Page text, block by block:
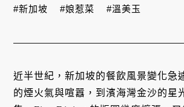
近半世紀，新加坡的餐飲風景變化急
的煙火氣與喧囂，到濱海灣金沙的星
#新加坡 #娘惹菜 #溫美玉